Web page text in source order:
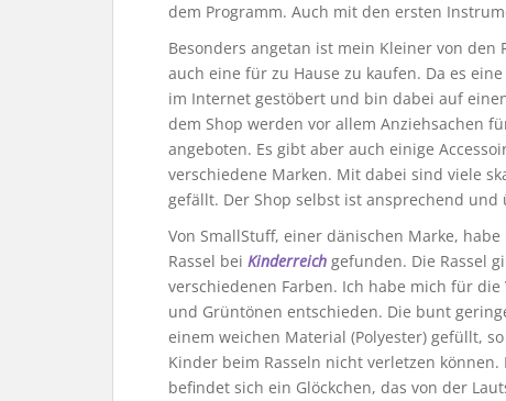
dem Programm. Auch mit den ersten
Besonders angetan ist mein Kleiner von den
auch eine für zu Hause zu kaufen. Da es
im Internet gestöbert und bin dabei auf
dem Shop werden vor allem Anziehsachen
angeboten. Es gibt aber auch einige
verschiedene Marken. Mit dabei sind viele
gefällt. Der Shop selbst ist ansprechend
Von SmallStuff, einer dänischen Marke,
Rassel bei Kinderreich gefunden. Die Rassel
verschiedenen Farben. Ich habe mich für die
und Grüntönen entschieden. Die bunt
einem weichen Material (Polyester) gefüllt,
Kinder beim Rasseln nicht verletzen können.
befindet sich ein Glöckchen, das von der